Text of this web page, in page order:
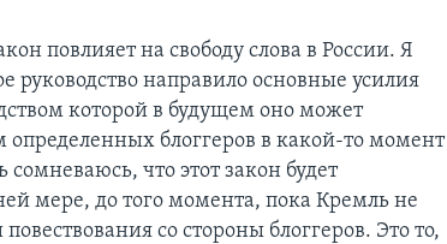
повлияет на свободу слова в России. Я
руководство направило основные усилия
которой в будущем оно может
определенных блоггеров в какой-то момент
что этот закон будет
мере, до того момента, пока Кремль не
со стороны блоггеров. Это то,